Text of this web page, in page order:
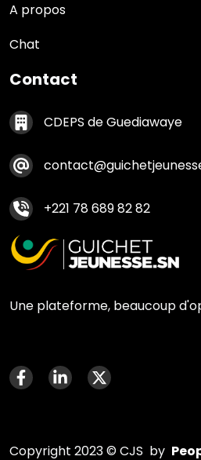
Liens rapides
A propos
Chat
Contact
Contact footer
CDEPS de Guediawaye
+221 78 689 82 82
Une plateforme, beaucoup
Menu social media
Copyright 2023 © CJS by